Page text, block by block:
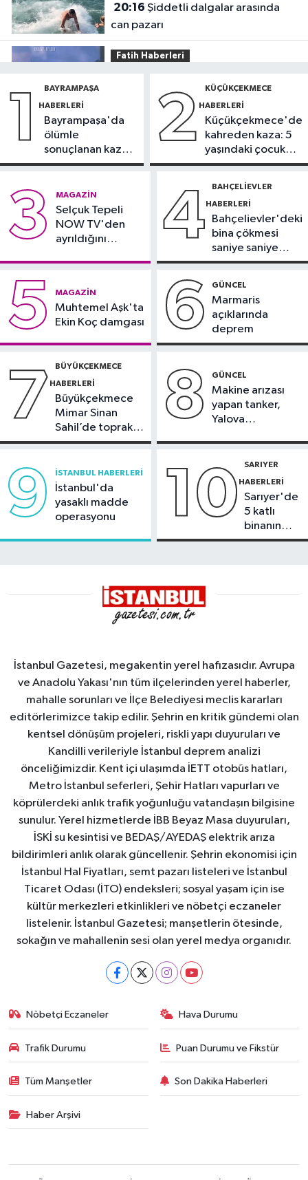
20:16
can pazarı
Fatih Haberleri
kamerada
Güncel
ormana sıçradı
17:46
orman yangını söndürüldü
balkonu yıkıldı
1 BAYRAMPAŞA
HABERLERI
Bayrampaşa'da
ölümle
sonuçlanan kaza:
Sürücü
2 KÜÇÜKÇEKMECE
HABERLERI
Küçükçekmece'de
kahreden kaza: 5
yaşındaki çocuk
yoğun bakımda
3 MAGAZIN
Selçuk Tepeli
NOW TV'den
ayrıldığını
4 BAHÇELIEVLER
HABERLERI
Bahçelievler'deki
bina çökmesi
saniye saniye
görüntülendi
5 MAGAZIN
Muhtemel Aşk'ta
Ekin Koç damgası
6 GÜNCEL
Marmaris
açıklarında
deprem
7 BÜYÜKÇEKMECE
HABERLERI
Büyükçekmece
Mimar Sinan
Sahil’de toprak
kayması
8 GÜNCEL
Makine arızası
yapan tanker,
Yalova
9 İSTANBUL HABERLERI
İstanbul'da
yasaklı madde
operasyonu
10 SARIYER
HABERLERI
Sarıyer'de
5 katlı
binanın
çatısında
İstanbul Gazetesi, megakentin yerel hafızasıdır. Avrupa
ve Anadolu Yakası'nın tüm ilçelerinden yerel haberler,
mahalle sorunları ve İlçe Belediyesi meclis kararları
editörlerimizce takip edilir. Şehrin en kritik gündemi olan
kentsel dönüşüm projeleri, riskli yapı duyuruları ve
Kandilli verileriyle İstanbul deprem analizi
önceliğimizdir. Kent içi ulaşımda İETT otobüs hatları,
Metro İstanbul seferleri, Şehir Hatları vapurları ve
köprülerdeki anlık trafik yoğunluğu vatandaşın bilgisine
sunulur. Yerel hizmetlerde İBB Beyaz Masa duyuruları,
İSKİ su kesintisi ve BEDAŞ/AYEDAŞ elektrik arıza
bildirimleri anlık olarak güncellenir. Şehrin ekonomisi için
İstanbul Hal Fiyatları, semt pazarı listeleri ve İstanbul
Ticaret Odası (İTO) endeksleri; sosyal yaşam için ise
kültür merkezleri etkinlikleri ve nöbetçi eczaneler
listelenir. İstanbul Gazetesi; manşetlerin ötesinde,
sokağın ve mahallenin sesi olan yerel medya organıdır.
Nöbetçi Eczaneler Hava Durumu
Trafik Durumu Puan Durumu ve Fikstür
Tüm Manşetler Son Dakika Haberleri
Haber Arşivi